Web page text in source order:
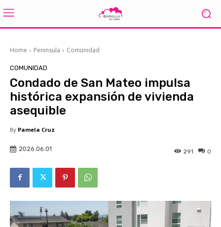
Home Peninsula Comunidad
COMUNIDAD
Condado de San Mateo impulsa
histórica expansión de vivienda
asequible
By Pamela Cruz
2026.06.01 0
291